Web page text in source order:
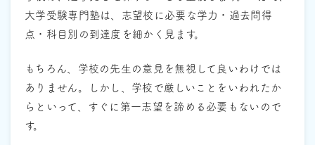
大学受験専門塾は、志望校に必要な学力・過去問得
点・科目別の到達度を細かく見ます。
もちろん、学校の先生の意見を無視して良いわけでは
ありません。しかし、学校で厳しいことをいわれたか
らといって、すぐに第一志望を諦める必要もないので
す。